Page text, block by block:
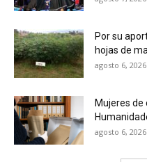
Por su
hojas de
agosto 6, 2026
Mujeres de
agosto 6, 2026